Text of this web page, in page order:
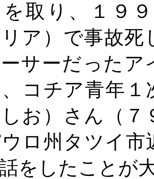
取り、１９
リア）で事故
ーサーだった
コチア青年
お）さん（
ロ州タツイ市
をしたことが